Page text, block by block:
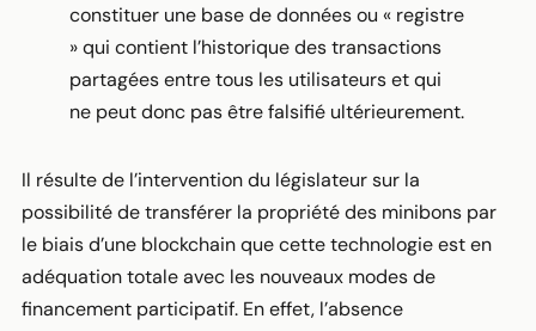
constituer une base de données ou « registre
» qui contient l’historique des transactions
partagées entre tous les utilisateurs et qui
ne peut donc pas être falsifié ultérieurement.
Il résulte de l’intervention du législateur sur la
possibilité de transférer la propriété des minibons par
le biais d’une blockchain que cette technologie est en
adéquation totale avec les nouveaux modes de
financement participatif. En effet, l’absence